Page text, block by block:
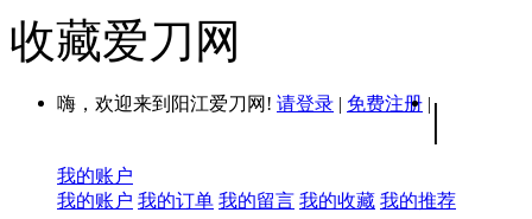
收藏爱刀网
嗨，欢迎来到阳江爱刀网! 请登录 | 免费注册 | |
我的账户
我的账户 我的订单 我的留言 我的收藏 我的推荐